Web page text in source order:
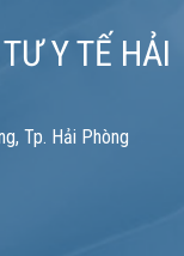
Y TẾ HẢI
Tp. Hải Phòng